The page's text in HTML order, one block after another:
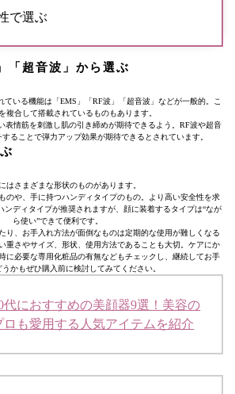
で選ぶ
「超音波」から選ぶ
ている機能は「EMS」「RF波」「超音波」などが一般的。こ
複合して搭載されているものもあります。
表情筋を刺激し肌の引き締めが期待できるよう。RF波や超音
ることで弾力アップ効果が期待できるとされています。
はさまざまな形状のものがあります。
のや、手に持つハンディタイプのもの。より高い安全性を求
ンディタイプが推奨されますが、顔に装着するタイプは“なが
ら使い”できて便利です。
り、お手入れ方法が面倒なものは定期的な使用が難しくなる
重さやサイズ、形状、使用方法であることも大切。ケアにか
に必要な専用化粧品の有無などもチェックし、継続してお手
うかもぜひ購入前に検討してみてください。
代におすすめの美顔器9選！美容の
ロも愛用する人気アイテムを紹介